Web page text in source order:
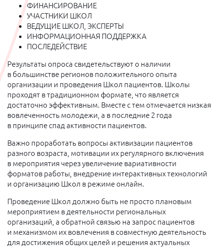
ФИНАНСИРОВАНИЕ
УЧАСТНИКИ ШКОЛ
ВЕДУЩИЕ ШКОЛ, ЭКСПЕРТЫ
ИНФОРМАЦИОННАЯ ПОДДЕРЖКА
ПОСЛЕДЕЙСТВИЕ
Результаты опроса свидетельствуют о наличии
в большинстве регионов положительного опыта
организации и проведения Школ пациентов. Школы
проходят в традиционном формате, что является
достаточно эффективным. Вместе с тем отмечается низкая
вовлеченность молодежи, а в последние 2 года
в принципе спад активности пациентов.
Важно проработать вопросы активизации пациентов
разного возраста, мотивации их регулярного включения
в мероприятия через увеличение вариативности
форматов работы, внедрение интерактивных технологий
и организацию Школ в режиме онлайн.
Проведение Школ должно быть не просто плановым
мероприятием в деятельности региональных
организаций, а обратной связью на запрос пациентов
и механизмом их вовлечения в совместную деятельность
для достижения общих целей и решения актуальных